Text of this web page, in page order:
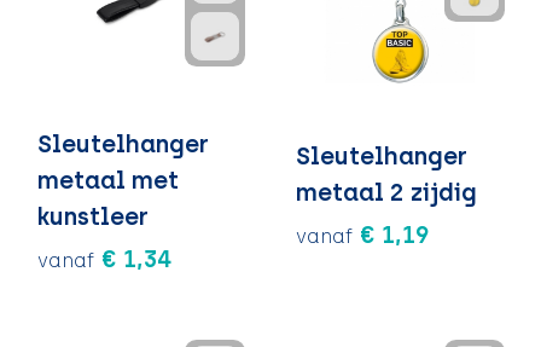
Sleutelhanger
metaal met
kunstleer
vanaf € 1,34
Sleutelhanger
metaal 2 zijdig
vanaf € 1,19